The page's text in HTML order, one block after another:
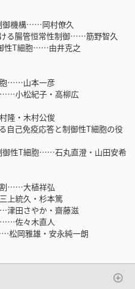
御機構……岡村僚久
る腸管恒常性制御……筋野智久
性T細胞……由井克之
胞……山本一彦
小松紀子・高柳広
隆・木村公俊
自己免疫応答と制御性T細胞の役
御性T細胞……石丸直澄・山田安希
割……大植祥弘
上統久・杉本篤
津田さやか・齋藤滋
佐々木直人
松岡雅雄・安永純一朗